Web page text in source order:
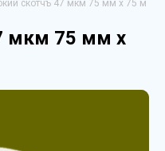
скотчъ 47 мкм 75 мм х 75 м
мкм 75 мм х